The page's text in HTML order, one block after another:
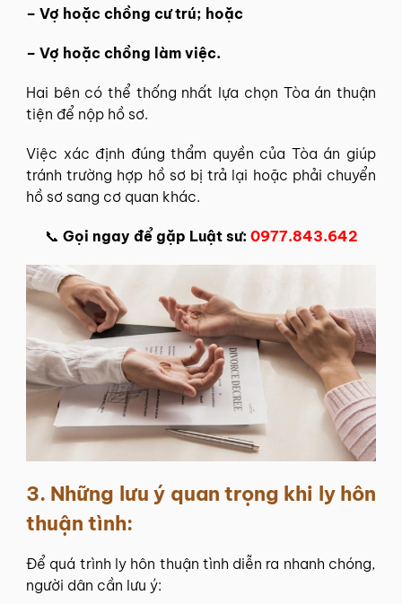
– Vợ hoặc chồng cư trú; hoặc
– Vợ hoặc chồng làm việc.
Hai bên có thể thống nhất lựa chọn Tòa án thuận
tiện để nộp hồ sơ.
Việc xác định đúng thẩm quyền của Tòa án giúp
tránh trường hợp hồ sơ bị trả lại hoặc phải chuyển
hồ sơ sang cơ quan khác.
📞 Gọi ngay để gặp Luật sư: 0977.843.642
3. Những lưu ý quan trọng khi ly hôn
thuận tình:
Để quá trình ly hôn thuận tình diễn ra nhanh chóng,
người dân cần lưu ý: